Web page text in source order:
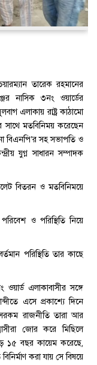
তারেক রহমানের
নাসিক ৩নং ওয়ার্ডের
এলাকায় রাষ্ট্র কাঠামো
সাথে মতবিনিময় করেছেন
বিএনপি’র সহ সভাপতি ও
যুগ্ন সাধারন সম্পাদক
বিতরন ও মতবিনিময়ে
ও পরিস্থিতি নিয়ে
পরিস্থিতি তার কাছে
এলাকাবাসীর সঙ্গে
এসে প্রকাশ্যে দিনে
রাজনীতি তারা আর
জোর করে মিছিলে
১৫ বছর কায়েম করেছে,
করা যায় সে বিষয়ে